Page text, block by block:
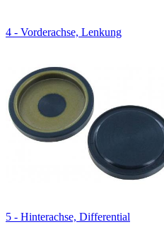
4 - Vorderachse, Lenkung
5 - Hinterachse, Differential